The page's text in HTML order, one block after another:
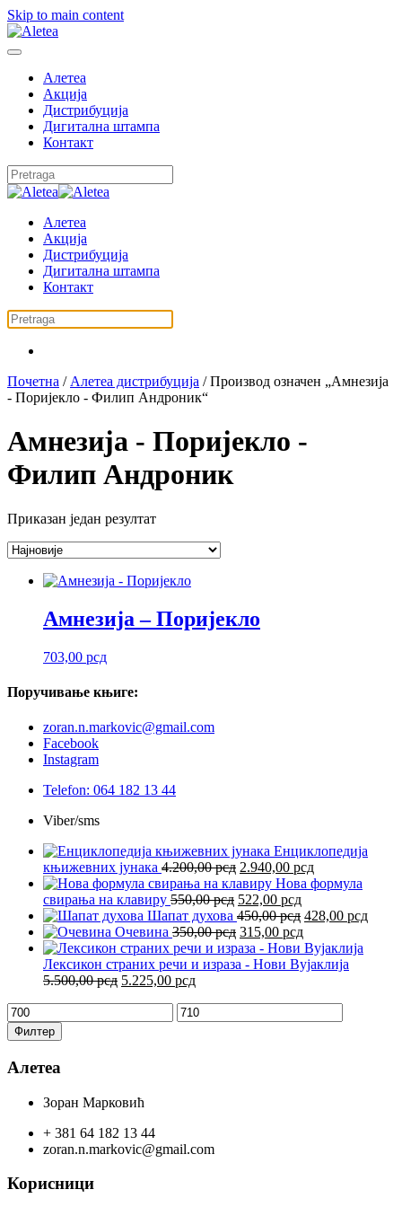
Skip to main content
Алетеа
Акција
Дистрибуција
Дигитална штампа
Контакт
Алетеа
Акција
Дистрибуција
Дигитална штампа
Контакт
Почетна / Алетеа дистрибуција / Производ oзначен „Амнезија
- Поријекло - Филип Андроник“
Амнезија - Поријекло -
Филип Андроник
Приказан један резултат
Амнезија – Поријекло
703,00 рсд
Поручивање књиге:
zoran.n.markovic@gmail.com
Facebook
Instagram
Telefon: 064 182 13 44
Viber/sms
Енциклопедија
књижевних јунака 4.200,00рсд Оригинална
цена
је
била:
4.200,00 рсд.
2.940,00 рсдТренутна
цена
2.940,00 рсд.
Нова формула
свирања на клавиру 550,00рсд Оригинална
цена
је
била:
550,00 рсд.
522,00 рсдТренутна
цена
је:
522,00 рсд.
Шапат духова 450,00рсд Оригинална
је
била:
428,00 рсд
Очевина 350,00рсд Оригинална
цена
је
315,00 рсдТренутна
цена
је:
Лексикон страних речи и израза - Нови Вујаклија
5.500,00рсд Оригинална
5.225,00 рсдТренутна
је:
Минимална
цена
Максимална
цена
Филтер
Алетеа
Зоран Марковић
+ 381 64 182 13 44
zoran.n.markovic@gmail.com
Корисници